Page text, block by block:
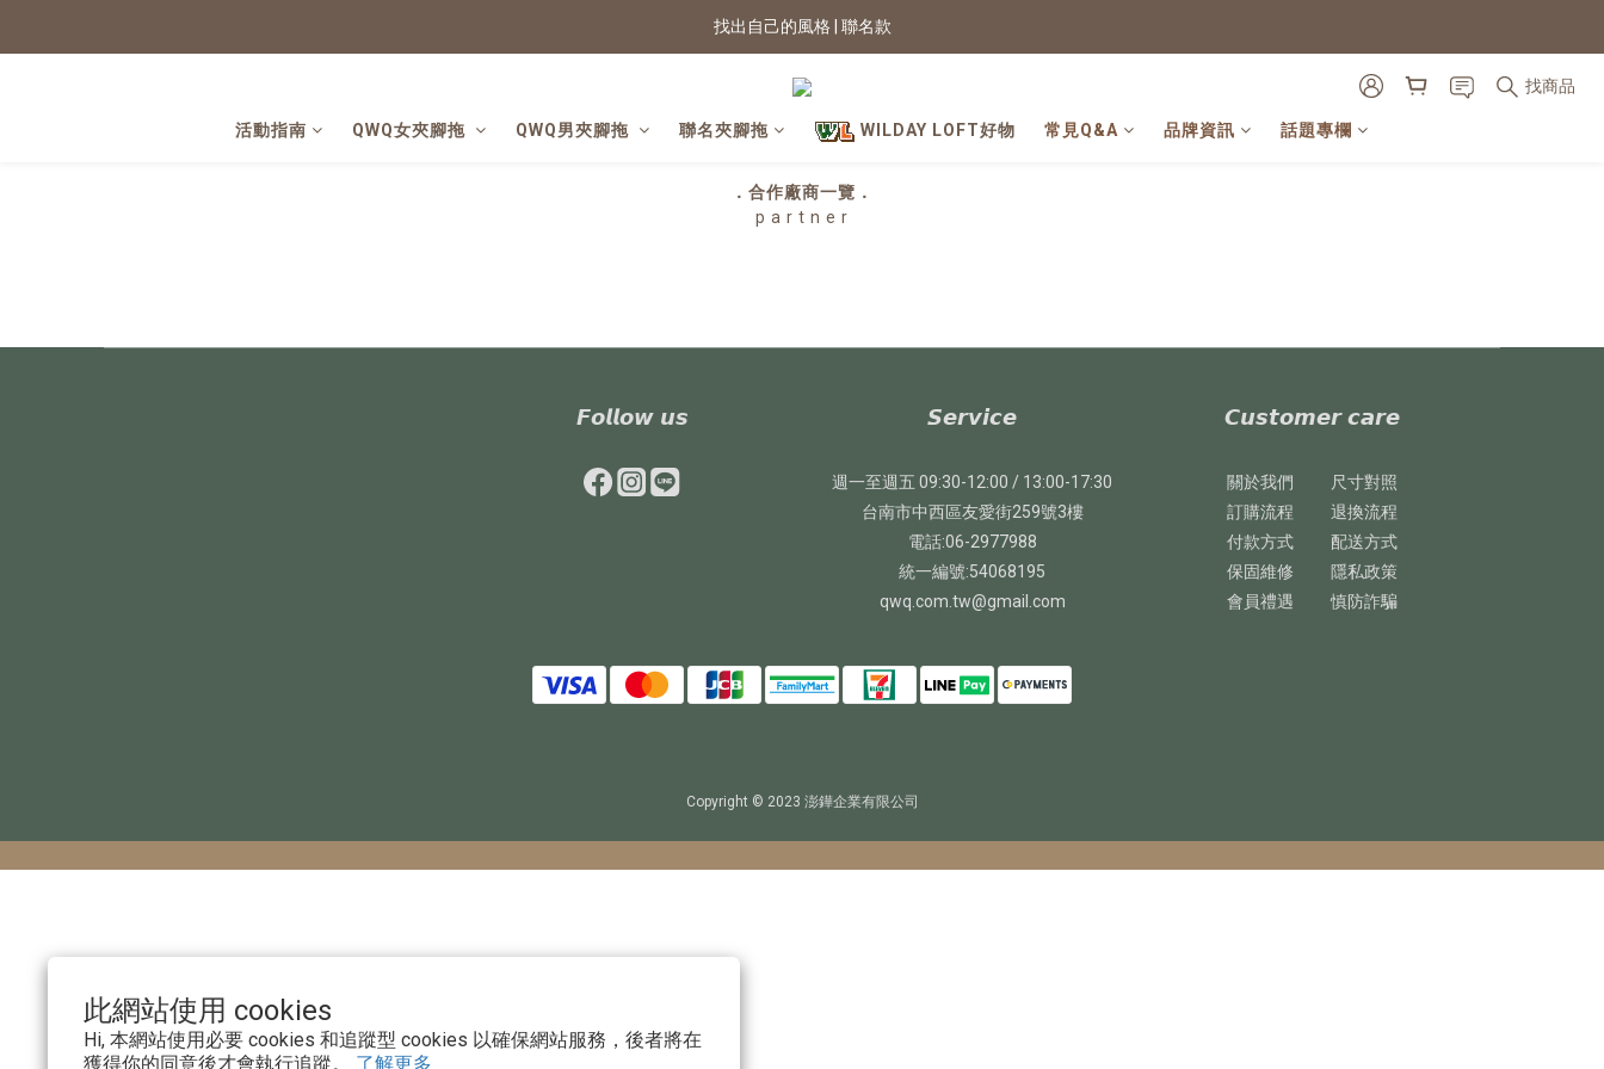
此網站使用 cookies
Hi, 本網站使用必要 cookies 和追蹤型 cookies 以確保網站服務，後者將在
獲得你的同意後才會執行追蹤。 了解更多
2026新色上市 | 快看
找出自己的風格 | 聯名款
★七夕情人節 滿899送星月項鍊
2026新色上市 | 快看
找商品
活動指南 QWQ女夾腳拖 QWQ男夾腳拖 聯名夾腳拖 WILDAY LOFT好物 常見Q&A 品牌資訊 話題專欄
．合作廠商一覽．
p a r t n e r
𝙁𝙤𝙡𝙡𝙤𝙬 𝙪𝙨 𝙎𝙚𝙧𝙫𝙞𝙘𝙚
週一至週五 09:30-12:00 / 13:00-17:30
台南市中西區友愛街259號3樓
電話:06-2977988
統一編號:54068195
qwq.com.tw@gmail.com
𝘾𝙪𝙨𝙩𝙤𝙢𝙚𝙧 𝙘𝙖𝙧𝙚
關於我們
尺寸對照
訂購流程
退換流程
付款方式
配送方式
保固維修
隱私政策
會員禮遇
慎防詐騙
Copyright © 2023 澎鏵企業有限公司